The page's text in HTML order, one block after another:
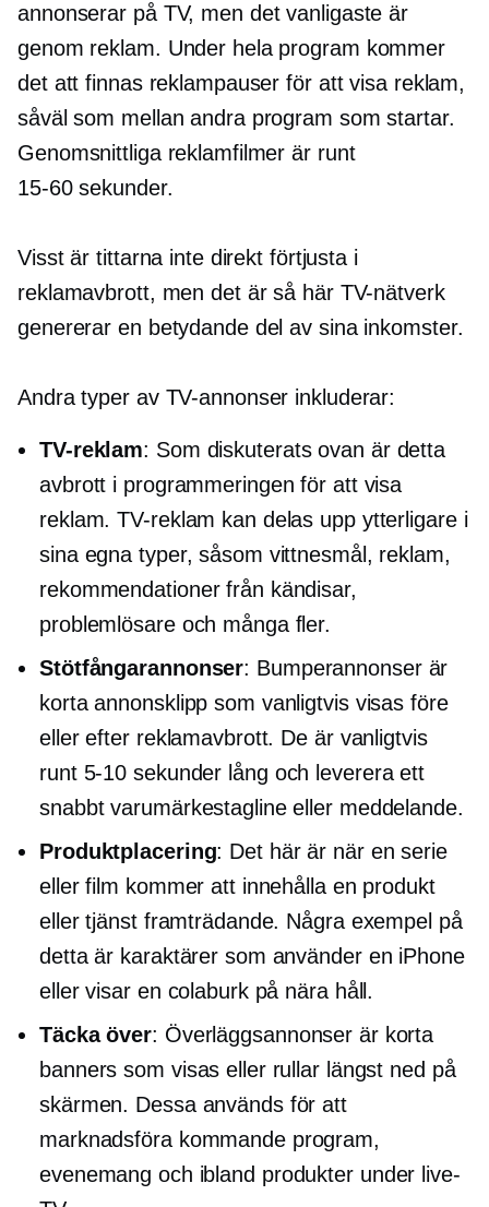
annonserar på TV, men det vanligaste är
genom reklam. Under hela program kommer
det att finnas reklampauser för att visa reklam,
såväl som mellan andra program som startar.
Genomsnittliga reklamfilmer är runt
15-60sekunder.
Visst är tittarna inte direkt förtjusta i
reklamavbrott, men det är så här TV-nätverk
genererar en betydande del av sina inkomster.
Andra typer av TV-annonser inkluderar:
TV-reklam: Som diskuterats ovan är detta
avbrott i programmeringen för att visa
reklam. TV-reklam kan delas upp ytterligare i
sina egna typer, såsom vittnesmål, reklam,
rekommendationer från kändisar,
problemlösare och många fler.
Stötfångarannonser: Bumperannonser är
korta annonsklipp som vanligtvis visas före
eller efter reklamavbrott. De är vanligtvis
runt 5-10 sekunder lång och leverera ett
snabbt varumärkestagline eller meddelande.
Produktplacering: Det här är när en serie
eller film kommer att innehålla en produkt
eller tjänst framträdande. Några exempel på
detta är karaktärer som använder en iPhone
eller visar en colaburk på nära håll.
Täcka över: Överläggsannonser är korta
banners som visas eller rullar längst ned på
skärmen. Dessa används för att
marknadsföra kommande program,
evenemang och ibland produkter under live-